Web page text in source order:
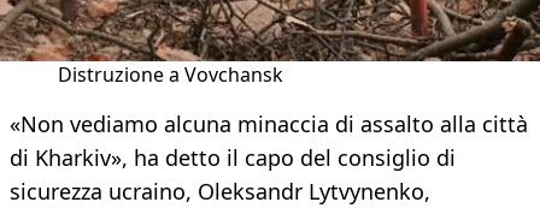
Distruzione a Vovchansk
«Non vediamo alcuna minaccia di assalto alla città
di Kharkiv», ha detto il capo del consiglio di
sicurezza ucraino, Oleksandr Lytvynenko,